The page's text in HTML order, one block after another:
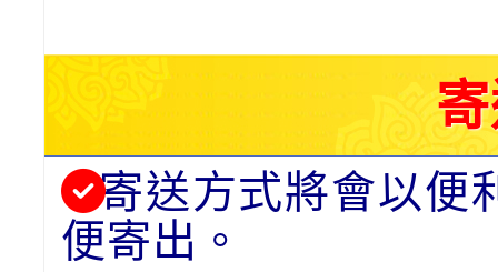
寄送方式將會以便
便寄出。